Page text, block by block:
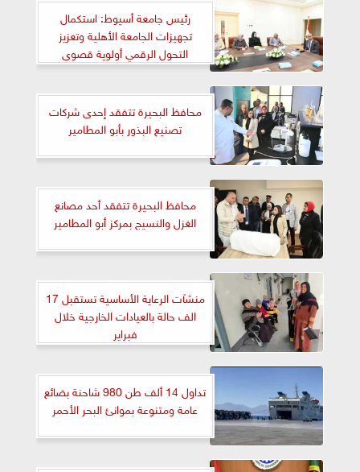
رئيس جامعة أسيوط: استكمال
تجهيزات الجامعة الأهلية وتعزيز
التحول الرقمي أولوية قصوى
محافظ البحيرة تتفقد إحدى شركات
تصنيع البذور بأبو المطامير
محافظ البحيرة تتفقد أحد مصانع
الغزل والنسيج بمركز أبو المطامير
منشآت الرعاية الأساسية تستقبل 17
الف حالة بالعيادات الخارجية خلال
فبراير
تداول 14 ألف طن 980 شاحنة بضائع
عامة ومتنوعة بموانئ البحر الأحمر